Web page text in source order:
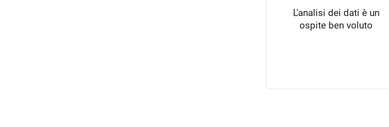
L'analisi dei dati è un
ospite ben voluto